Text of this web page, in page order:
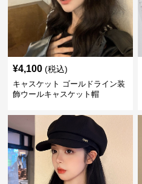
¥4,100 (税込)
キャスケット ゴールドライン装
飾ウールキャスケット帽